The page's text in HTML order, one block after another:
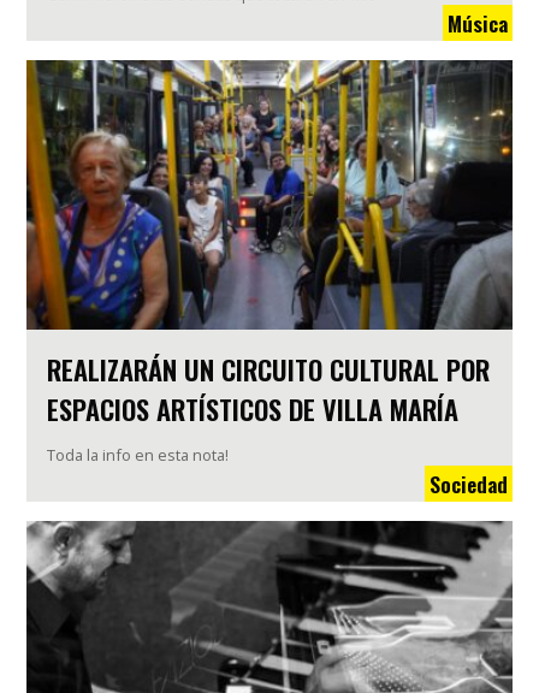
Música
REALIZARÁN UN CIRCUITO CULTURAL POR
ESPACIOS ARTÍSTICOS DE VILLA MARÍA
Toda la info en esta nota!
Sociedad